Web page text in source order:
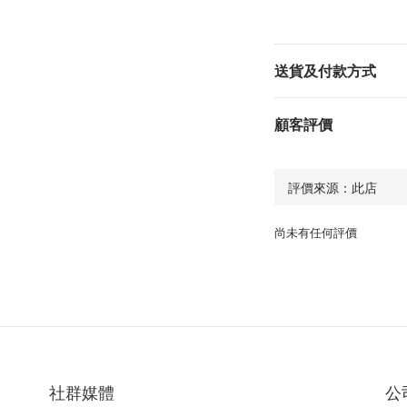
送貨及付款方式
顧客評價
尚未有任何評價
社群媒體 公